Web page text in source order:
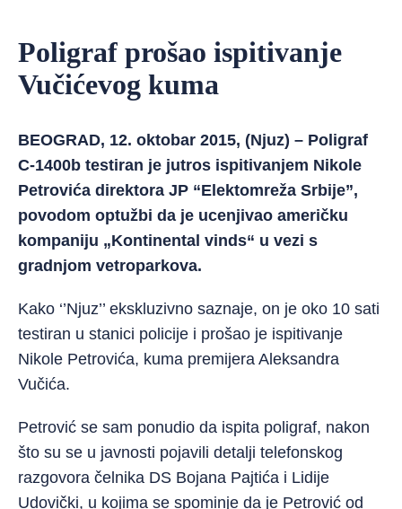
Poligraf prošao ispitivanje
Vučićevog kuma
BEOGRAD, 12. oktobar 2015, (Njuz) – Poligraf
C-1400b testiran je jutros ispitivanjem Nikole
Petrovića direktora JP “Elektomreža Srbije”,
povodom optužbi da je ucenjivao američku
kompaniju „Kontinental vinds“ u vezi s
gradnjom vetroparkova.
Kako ‘’Njuz’’ ekskluzivno saznaje, on je oko 10 sati
testiran u stanici policije i prošao je ispitivanje
Nikole Petrovića, kuma premijera Aleksandra
Vučića.
Petrović se sam ponudio da ispita poligraf, nakon
što su se u javnosti pojavili detalji telefonskog
razgovora čelnika DS Bojana Pajtića i Lidije
Udovički, u kojima se spominje da je Petrović od